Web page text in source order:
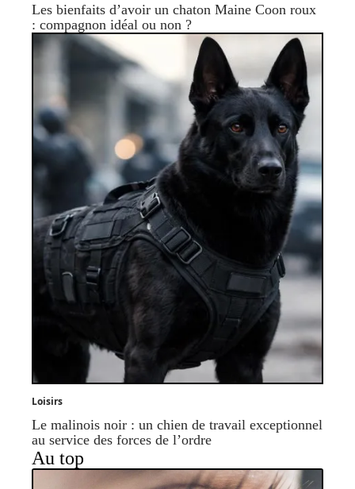
Les bienfaits d’avoir un chaton Maine Coon roux
: compagnon idéal ou non ?
Loisirs
Le malinois noir : un chien de travail exceptionnel
au service des forces de l’ordre
Au top